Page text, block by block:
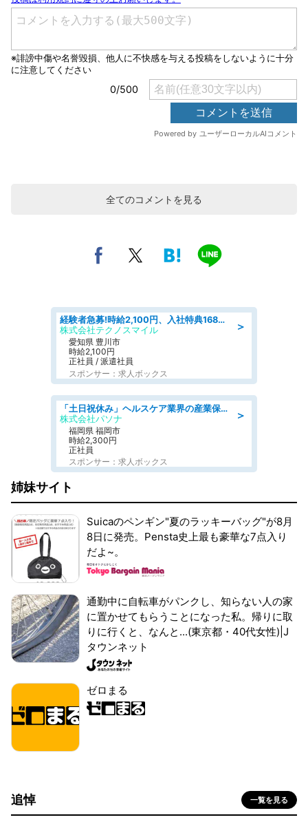
全てのコメントを見る
＞
経験者急募!時給2,100円、入社特典168万円の自動車製造業務/トヨタ自動車/tutumi
株式会社テクノスマイル
愛知県 豊川市
時給2,100円
正社員 / 派遣社員
スポンサー：求人ボックス
＞
「土日祝休み」ヘルスケア業界の産業保健師/高時給/未経験OK/要資格:保健師、正看護師
株式会社パソナ
福岡県 福岡市
時給2,300円
正社員
スポンサー：求人ボックス
姉妹サイト
Suicaのペンギン"夏のラッキーバッグ"が8月
8日に発売。Pensta史上最も豪華な7点入り
だよ~。
通勤中に自転車がパンクし、知らない人の家
に置かせてもらうことになった私。帰りに取
りに行くと、なんと...(東京都・40代女性)|J
タウンネット
ゼロまる
追悼 一覧を見る